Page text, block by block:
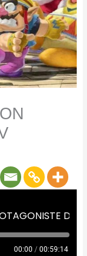
00:00 / 00:59:14